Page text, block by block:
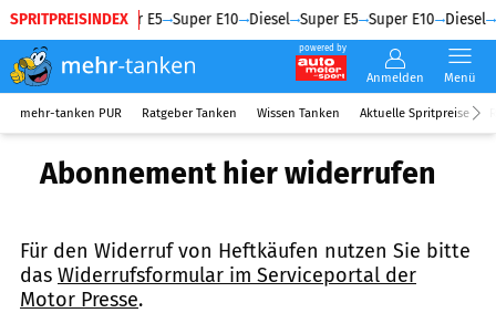
SPRITPREISINDEX
Diesel Super E5 Super E10 Diesel Super E5 Super E10 Diesel
powered by
Anmelden Menü
mehr-tanken PUR Ratgeber Tanken Wissen Tanken Aktuelle Spritpreise
Abonnement hier widerrufen
Für den Widerruf von Heftkäufen nutzen Sie bitte
das Widerrufsformular im Serviceportal der
Motor Presse.